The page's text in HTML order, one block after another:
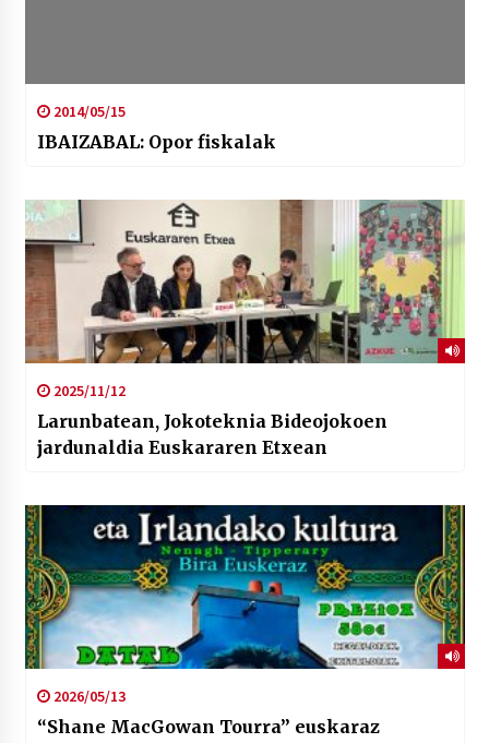
2014/05/15
IBAIZABAL: Opor fiskalak
2025/11/12
Larunbatean, Jokoteknia Bideojokoen
jardunaldia Euskararen Etxean
2026/05/13
“Shane MacGowan Tourra” euskaraz